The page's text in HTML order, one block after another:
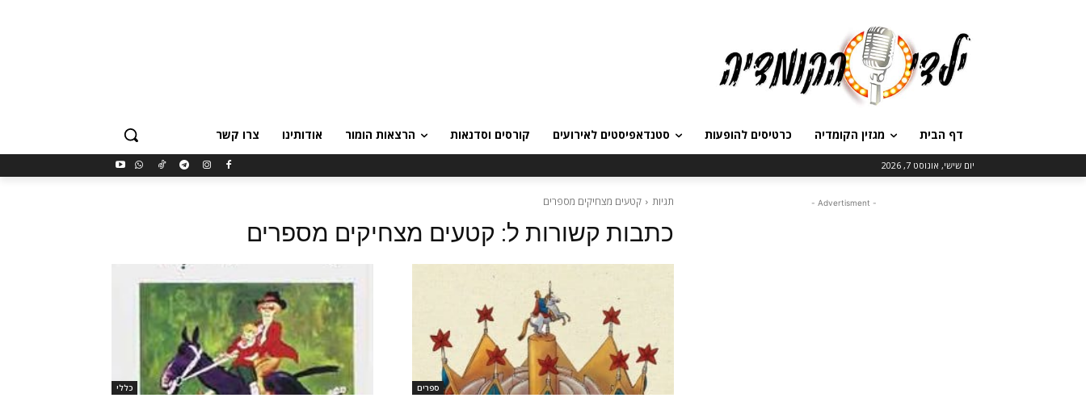
דף הבית מגזין הקומדיה כרטיסים להופעות סטנדאפיסטים לאירועים קורסים וסדנאות הרצאות הומור אודותינו צרו קשר
יום שישי, אוגוסט 7, 2026
תגיות קטעים מצחיקים מספרים
כתבות קשורות ל: קטעים מצחיקים מספרים
ספרים כללי
- Advertisment -